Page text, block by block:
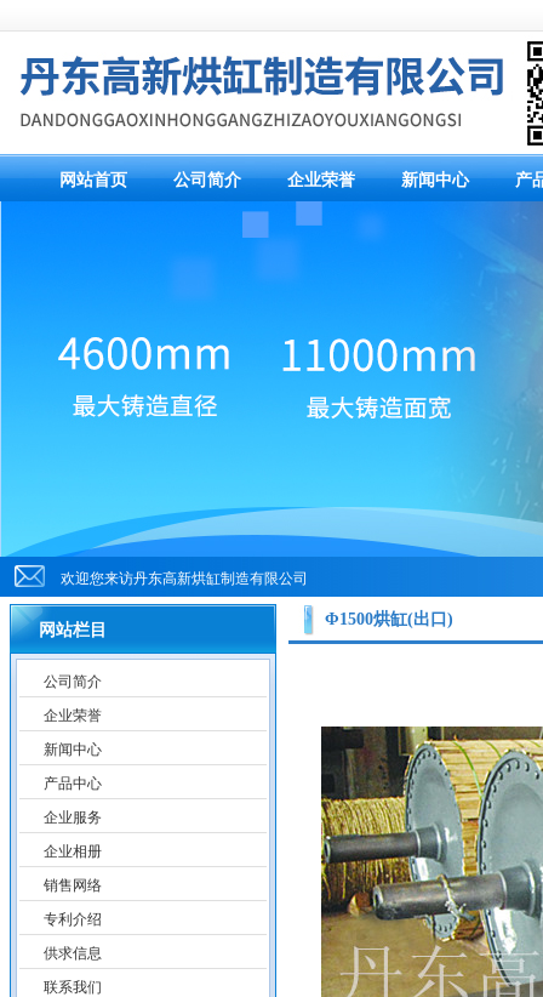
网站首页 公司简介 企业荣誉 新闻中心 产
欢迎您来访丹东高新烘缸制造有限公司
网站栏目
公司简介
企业荣誉
新闻中心
产品中心
企业服务
企业相册
销售网络
专利介绍
供求信息
联系我们
Φ1500烘缸(出口)